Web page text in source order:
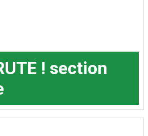
! section